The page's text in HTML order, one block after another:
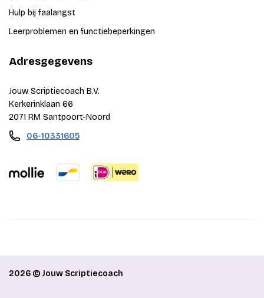
Hulp bij faalangst
Leerproblemen en functiebeperkingen
Adresgegevens
Jouw Scriptiecoach B.V.
Kerkerinklaan 66
2071 RM Santpoort-Noord
06-10331605
2026 © Jouw Scriptiecoach